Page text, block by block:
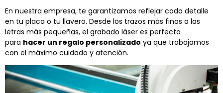
En nuestra empresa, te garantizamos reflejar cada detalle
en tu placa o tu llavero. Desde los trazos más finos a las
letras más pequeñas, el grabado láser es perfecto
para hacer un regalo personalizado ya que trabajamos
con el máximo cuidado y atención.